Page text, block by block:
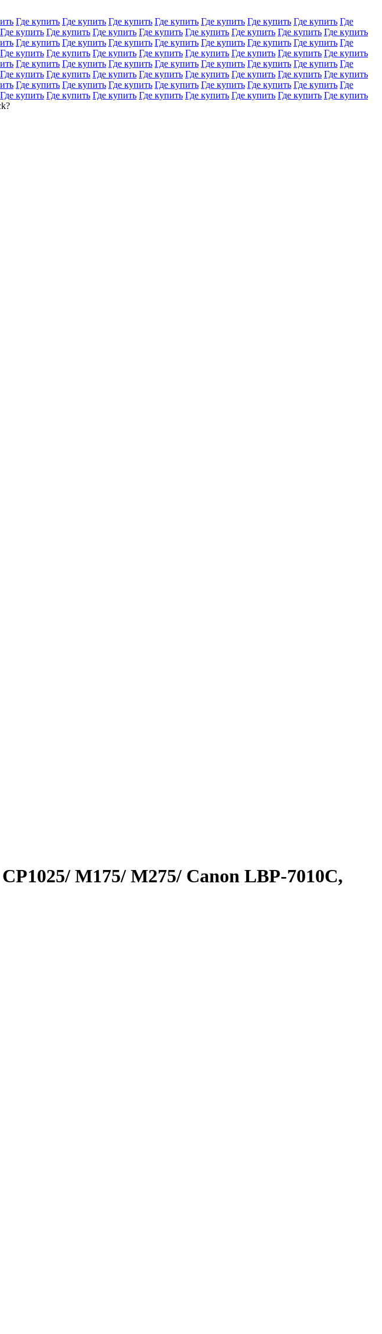
Где купить Где купить Где купить Где купить Где купить Где купить Где купить Где
Где купить Где купить Где купить Где купить Где купить Где купить Где купить Где купить
Где купить Где купить Где купить Где купить Где купить Где купить Где купить Где
Где купить Где купить Где купить Где купить Где купить Где купить Где купить Где купить
Где купить Где купить Где купить Где купить Где купить Где купить Где купить Где
Где купить Где купить Где купить Где купить Где купить Где купить Где купить Где купить
Где купить Где купить Где купить Где купить Где купить Где купить Где купить Где
Где купить Где купить Где купить Где купить Где купить Где купить Где купить Где купить
M175/ M275/ Canon LBP-7010C,